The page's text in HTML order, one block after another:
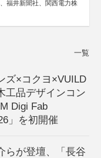
福井新聞社、関西電力株
一覧
ズ×コクヨ×VUILD
工品デザインコン
Digi Fab
」を初開催
らが登壇、「長谷